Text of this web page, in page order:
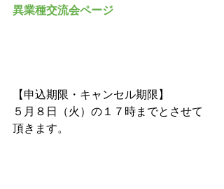
異業種交流会ページ
【申込期限・キャンセル期限】
５月８日（火）の１７時までとさせて
頂きます。